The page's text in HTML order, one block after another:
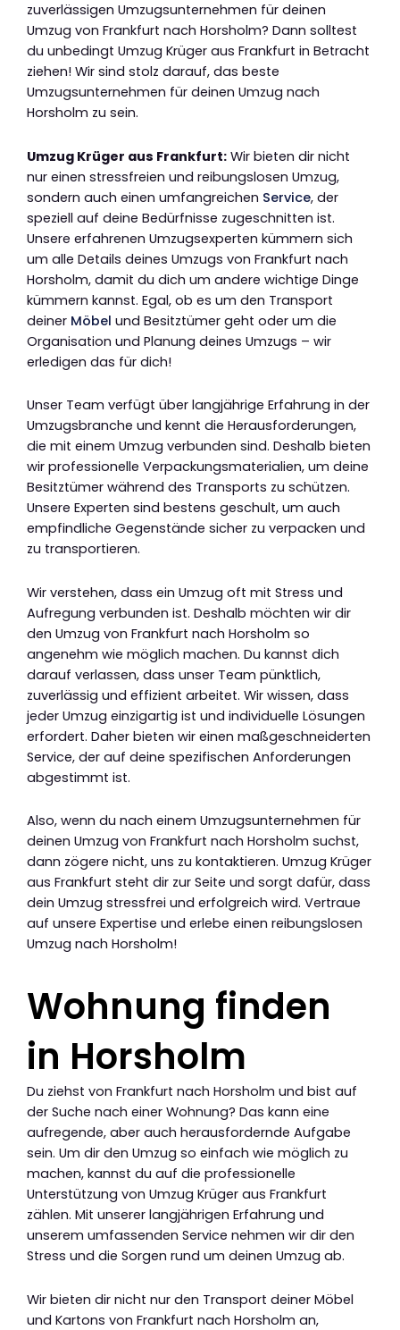
zuverlässigen Umzugsunternehmen für deinen
Umzug von Frankfurt nach Horsholm? Dann solltest
du unbedingt Umzug Krüger aus Frankfurt in Betracht
ziehen! Wir sind stolz darauf, das beste
Umzugsunternehmen für deinen Umzug nach
Horsholm zu sein.
Umzug Krüger aus Frankfurt: Wir bieten dir nicht
nur einen stressfreien und reibungslosen Umzug,
sondern auch einen umfangreichen Service, der
speziell auf deine Bedürfnisse zugeschnitten ist.
Unsere erfahrenen Umzugsexperten kümmern sich
um alle Details deines Umzugs von Frankfurt nach
Horsholm, damit du dich um andere wichtige Dinge
kümmern kannst. Egal, ob es um den Transport
deiner Möbel und Besitztümer geht oder um die
Organisation und Planung deines Umzugs – wir
erledigen das für dich!
Unser Team verfügt über langjährige Erfahrung in der
Umzugsbranche und kennt die Herausforderungen,
die mit einem Umzug verbunden sind. Deshalb bieten
wir professionelle Verpackungsmaterialien, um deine
Besitztümer während des Transports zu schützen.
Unsere Experten sind bestens geschult, um auch
empfindliche Gegenstände sicher zu verpacken und
zu transportieren.
Wir verstehen, dass ein Umzug oft mit Stress und
Aufregung verbunden ist. Deshalb möchten wir dir
den Umzug von Frankfurt nach Horsholm so
angenehm wie möglich machen. Du kannst dich
darauf verlassen, dass unser Team pünktlich,
zuverlässig und effizient arbeitet. Wir wissen, dass
jeder Umzug einzigartig ist und individuelle Lösungen
erfordert. Daher bieten wir einen maßgeschneiderten
Service, der auf deine spezifischen Anforderungen
abgestimmt ist.
Also, wenn du nach einem Umzugsunternehmen für
deinen Umzug von Frankfurt nach Horsholm suchst,
dann zögere nicht, uns zu kontaktieren. Umzug Krüger
aus Frankfurt steht dir zur Seite und sorgt dafür, dass
dein Umzug stressfrei und erfolgreich wird. Vertraue
auf unsere Expertise und erlebe einen reibungslosen
Umzug nach Horsholm!
Wohnung finden
in Horsholm
Du ziehst von Frankfurt nach Horsholm und bist auf
der Suche nach einer Wohnung? Das kann eine
aufregende, aber auch herausfordernde Aufgabe
sein. Um dir den Umzug so einfach wie möglich zu
machen, kannst du auf die professionelle
Unterstützung von Umzug Krüger aus Frankfurt
zählen. Mit unserer langjährigen Erfahrung und
unserem umfassenden Service nehmen wir dir den
Stress und die Sorgen rund um deinen Umzug ab.
Wir bieten dir nicht nur den Transport deiner Möbel
und Kartons von Frankfurt nach Horsholm an,